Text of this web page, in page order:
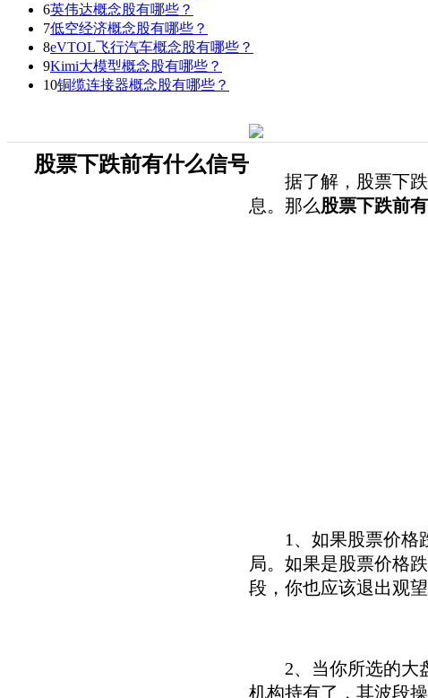
6英伟达概念股有哪些？
7低空经济概念股有哪些？
8eVTOL飞行汽车概念股有哪些？
9Kimi大模型概念股有哪些？
10铜缆连接器概念股有哪些？
股票下跌前有什么信号
据了解，股票下跌
息。那么股票下跌前
1、如果股票价格跌
局。如果是股票价格
段，你也应该退出观望
2、当你所选的大盘
机构持有了，其波段